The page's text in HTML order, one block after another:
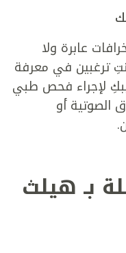
عابرة ولا
ترغبين في معرفة
لإجراء فحص طبي
الصوتية أو
بـ هيلث